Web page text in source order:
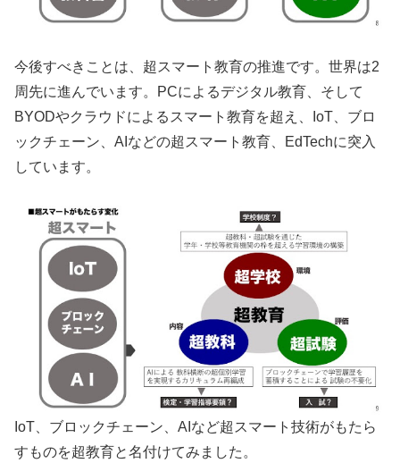
今後すべきことは、超スマート教育の推進です。世界は2
周先に進んでいます。PCによるデジタル教育、そして
BYODやクラウドによるスマート教育を超え、IoT、ブロ
ックチェーン、AIなどの超スマート教育、EdTechに突入
しています。
IoT、ブロックチェーン、AIなど超スマート技術がもたら
すものを超教育と名付けてみました。